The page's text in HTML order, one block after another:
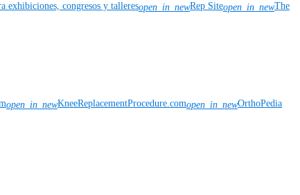
exhibiciones, congresos y talleresopen_in_newRep Siteopen_in_newThe
open_in_newKneeReplacementProcedure.comopen_in_newOrthoPedia